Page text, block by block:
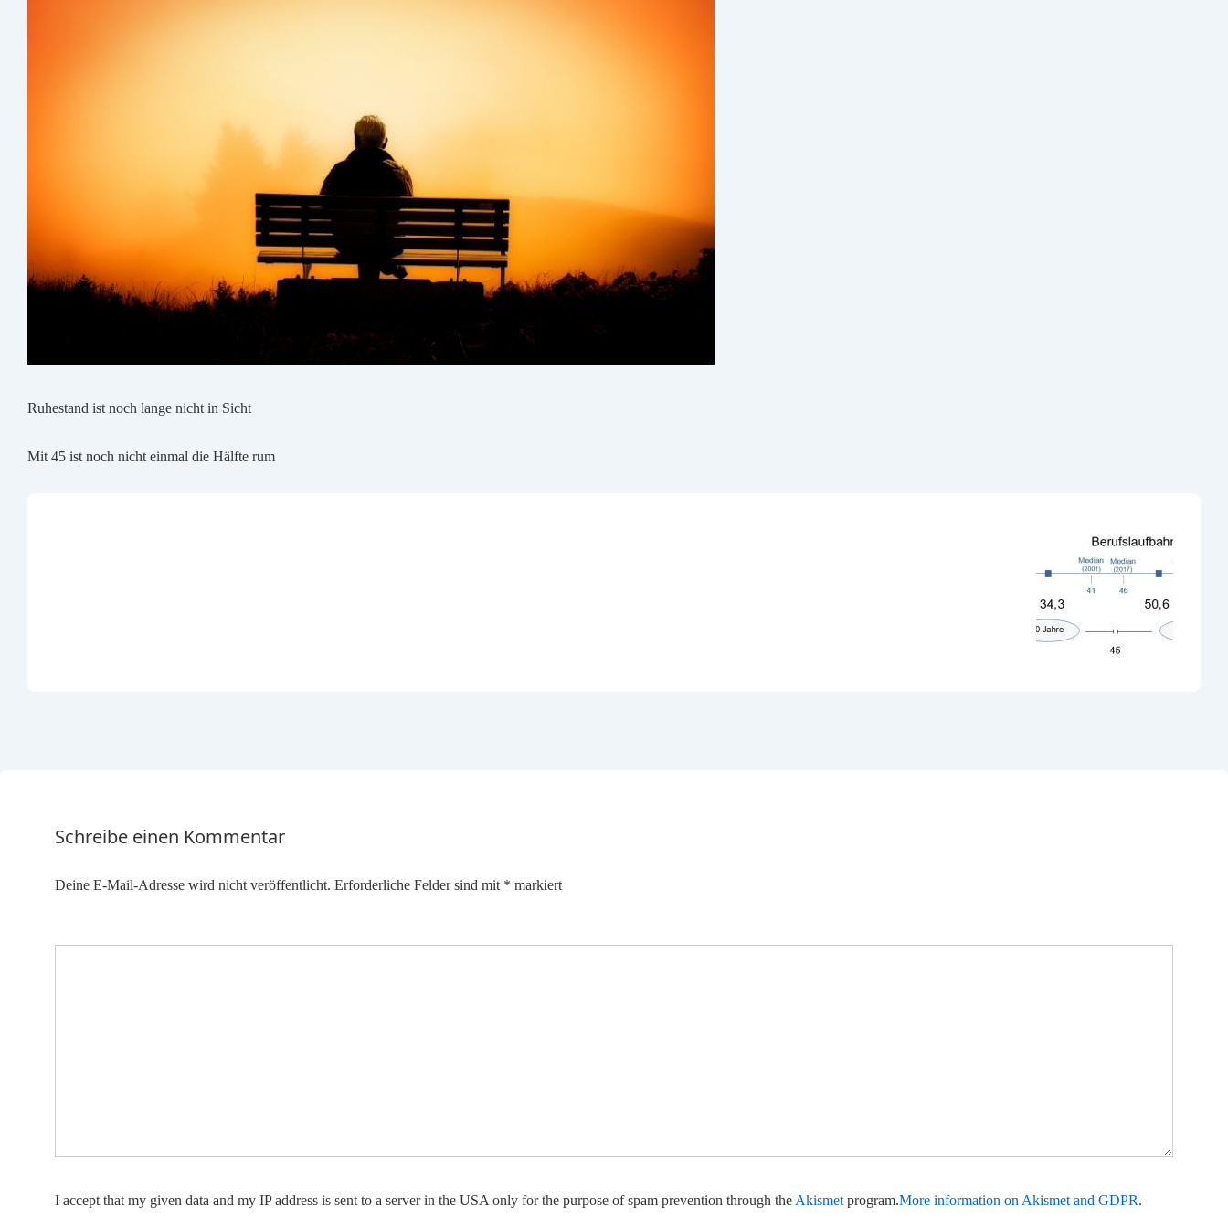
Ruhestand ist noch lange nicht in Sicht
Mit 45 ist noch nicht einmal die Hälfte rum
Schreibe einen Kommentar
Deine E-Mail-Adresse wird nicht veröffentlicht. Erforderliche Felder sind mit * markiert
I accept that my given data and my IP address is sent to a server in the USA only for the purpose of spam prevention through the Akismet program.More information on Akismet and GDPR.